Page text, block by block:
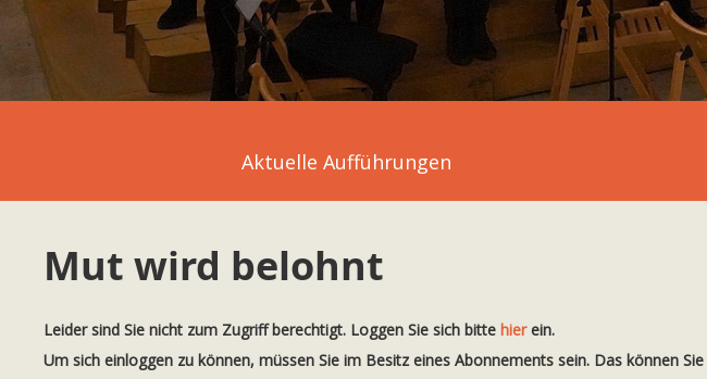
Aktuelle Aufführungen
Mut wird belohnt
Leider sind Sie nicht zum Zugriff berechtigt. Loggen Sie sich bitte hierein.
Um sich einloggen zu können, müssen Sie im Besitz eines Abonnements sein. Das können Sie